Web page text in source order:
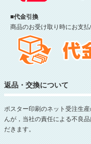
■代金引換
商品のお受け取り時にお支
返品・交換について
ポスター印刷のネット受注生
んが，当社の責任による不良
だきます。